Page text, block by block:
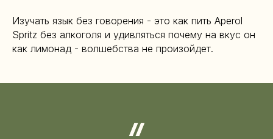
Изучать язык без говорения - это как пить Aperol
Spritz без алкоголя и удивляться почему на вкус он
как лимонад - волшебства не произойдет.